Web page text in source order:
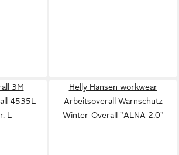
3M
4535L
L
Helly Hansen workwear
Arbeitsoverall Warnschutz
Winter-Overall "ALNA 2.0"